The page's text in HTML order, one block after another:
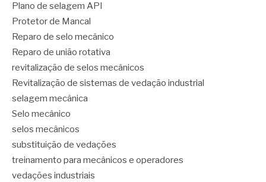
Plano de selagem API
Protetor de Mancal
Reparo de selo mecânico
Reparo de união rotativa
revitalização de selos mecânicos
Revitalização de sistemas de vedação industrial
selagem mecânica
Selo mecânico
selos mecânicos
substituição de vedações
treinamento para mecânicos e operadores
vedações industriais